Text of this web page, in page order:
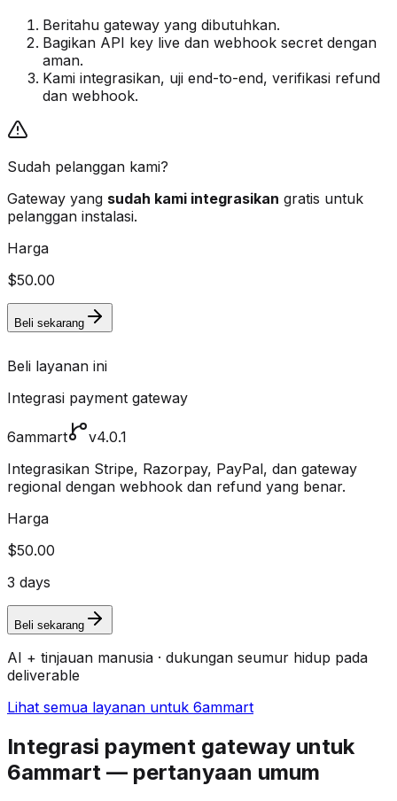
Beritahu gateway yang dibutuhkan.
Bagikan API key live dan webhook secret dengan
aman.
Kami integrasikan, uji end-to-end, verifikasi refund
dan webhook.
Sudah pelanggan kami?
Gateway yang sudah kami integrasikan gratis untuk
pelanggan instalasi.
Harga
$50.00
Beli sekarang
Beli layanan ini
Integrasi payment gateway
6ammart
v4.0.1
Integrasikan Stripe, Razorpay, PayPal, dan gateway
regional dengan webhook dan refund yang benar.
Harga
$50.00
3 days
Beli sekarang
AI + tinjauan manusia · dukungan seumur hidup pada
deliverable
Lihat semua layanan untuk 6ammart
Integrasi payment gateway untuk
6ammart — pertanyaan umum